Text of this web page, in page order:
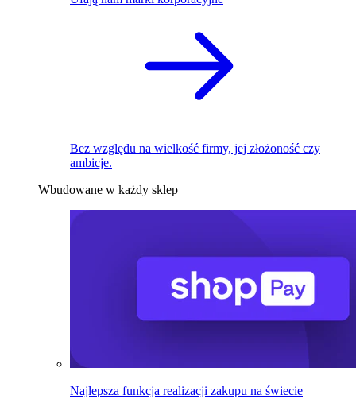
Bez względu na wielkość firmy, jej złożoność czy
ambicje.
Wbudowane w każdy sklep
Najlepsza funkcja realizacji zakupu na świecie